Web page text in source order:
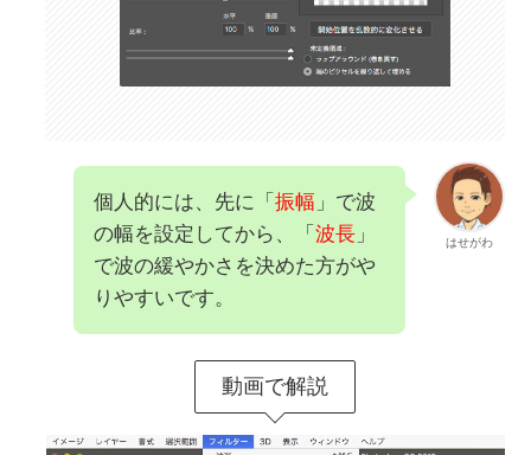
はせがわ
個人的には、先に「振幅 」で波
の幅を設定してから、「波長 」
で波の緩やかさを決めた方がや
りやすいです。
動画で解説